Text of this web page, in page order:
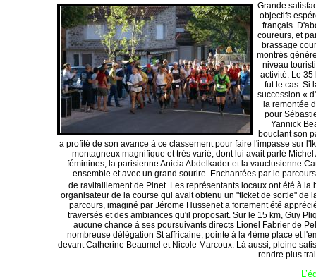
Grande
objectifs
français.
coureurs, et
brassage
montrés
niveau
activité. Le 35
fut le cas. Si
succession «
la remontée
pour
Yannick
bouclant son
a profité de son avance à ce classement pour faire l'impasse sur
montagneux magnifique et très varié, dont lui avait parlé
féminines, la parisienne Anicia Abdelkader et la vauclusienne
ensemble et avec un grand sourire. Enchantées par le
de ravitaillement de Pinet. Les représentants locaux ont été à la
organisateur de la course qui avait obtenu un "ticket de sortie"
parcours, imaginé par Jérome Hussenet a fortement été
traversés et des ambiances qu'il proposait. Sur le 15 km, Guy
aucune chance à ses poursuivants directs Lionel Fabrier de
nombreuse délégation St affricaine, pointe à la 4ème place et
devant Catherine Beaumel et Nicole Marcoux. Là aussi, pleine
rendre plus